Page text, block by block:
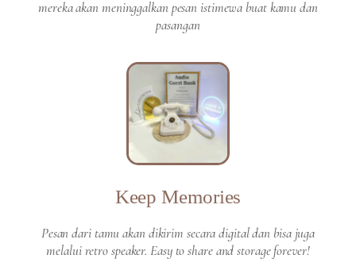
mereka akan meninggalkan pesan istimewa buat kamu dan
pasangan
Keep Memories
Pesan dari tamu akan dikirim secara digital dan bisa juga
melalui retro speaker. Easy to share and storage forever!